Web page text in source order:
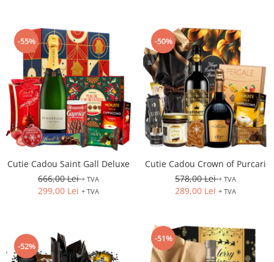
-55%
Cutie Cadou Saint Gall Deluxe
666,00 Lei+ TVA
299,00 Lei + TVA
-50%
Cutie Cadou Crown of Purcari
578,00 Lei+ TVA
289,00 Lei + TVA
-52%
-51%